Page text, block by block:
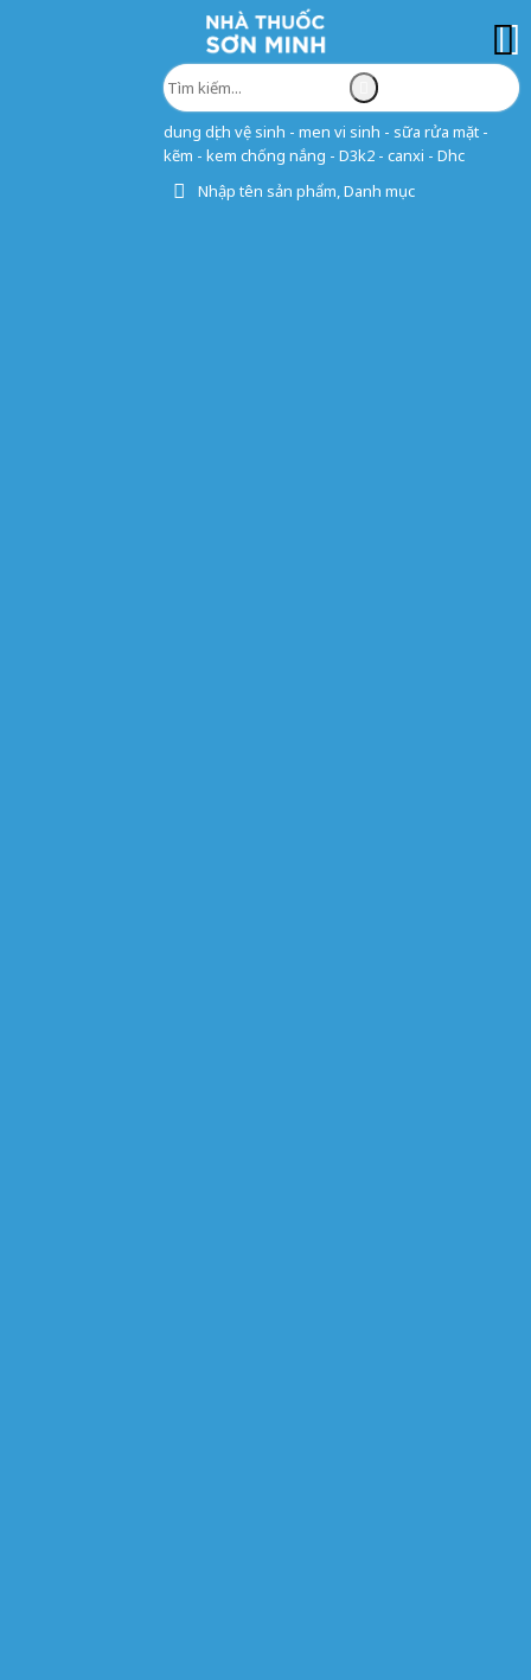
dung dịch vệ sinh - men vi sinh - sữa rửa mặt -
kẽm - kem chống nắng - D3k2 - canxi - Dhc
Nhập tên sản phẩm, Danh mục